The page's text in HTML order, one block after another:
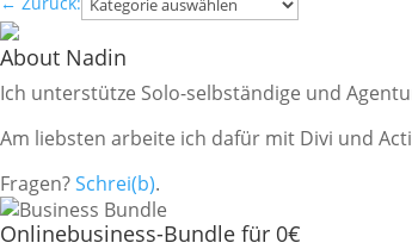
About Nadin
Ich unterstütze Solo-selbständige und
Am liebsten arbeite ich dafür mit Divi und
Fragen?Schrei(b).
Onlinebusiness-Bundle für 0€